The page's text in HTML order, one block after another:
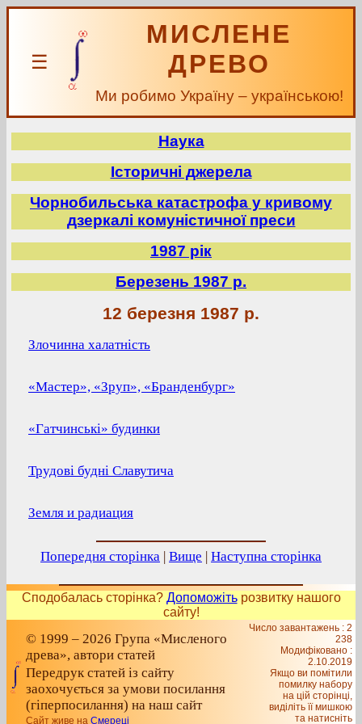
☰
МИСЛЕНЕ
ДРЕВО
Ми робимо Україну – українською!
Наука
Історичні джерела
Чорнобильська катастрофа у кривому
дзеркалі комуністичної преси
1987 рік
Березень 1987 р.
12 березня 1987 р.
Злочинна халатність
«Мастер», «Зруп», «Бранденбург»
«Гатчинські» будинки
Трудові будні Славутича
Земля и радиация
Попередня сторінка | Вище | Наступна сторінка
Сподобалась сторінка? Допоможітьрозвитку нашого
сайту!
© 1999 – 2026 Група «Мисленого
древа», автори статей
Передрук статей із сайту
заохочується за умови посилання
(гіперпосилання) на наш сайт
Сайт живе на Смереці
Число завантажень : 2
238
Модифіковано :
2.10.2019
Якщо ви помітили
помилку набору
на цiй сторiнцi,
видiлiть її мишкою
та натисніть